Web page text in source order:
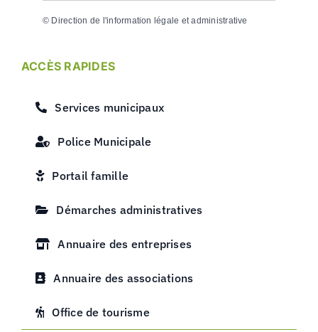
© Direction de l'information légale et administrative
ACCÈS RAPIDES
Services municipaux
Police Municipale
Portail famille
Démarches administratives
Annuaire des entreprises
Annuaire des associations
Office de tourisme